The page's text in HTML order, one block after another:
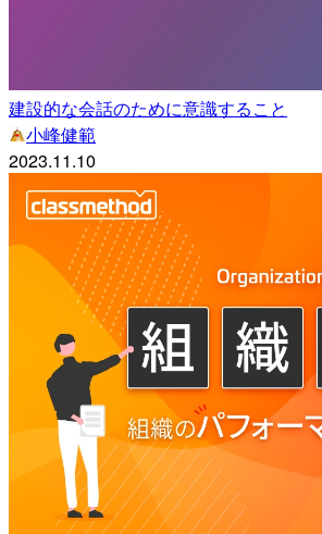
建設的な会話のために意識すること
小峰健範
2023.11.10